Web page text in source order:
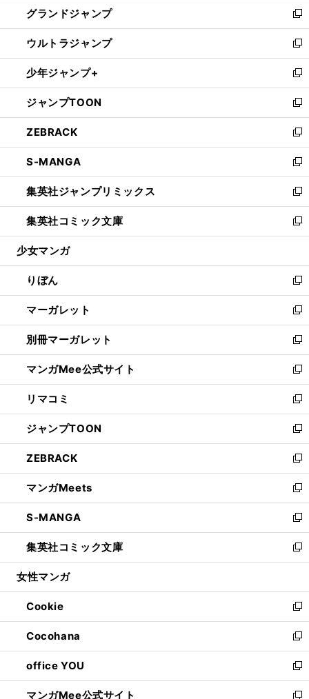
で
開
く
ド
ウ
で
開
く
ィ
ン
ド
ウ
で
開
く
い
ウ
ィ
ン
ド
ウ
で
開
く
グランドジャンプ
新
し
い
ウ
ィ
ン
ド
ウ
で
開
く
ウルトラジャンプ
新
し
い
ウ
ィ
ン
ド
ウ
で
開
く
少年ジャンプ+
新
し
い
ウ
ィ
ン
ド
ウ
で
開
く
ジャンプTOON
新
し
い
ウ
ィ
ン
ド
ウ
で
開
ZEBRACK
新
し
い
ウ
ィ
ン
ド
ウ
開
く
S-MANGA
新
し
い
ウ
ィ
ン
ウ
で
開
く
集英社ジャンプリミックス
新
し
い
ウ
ン
ド
ウ
で
開
く
集英社コミック文庫
新
し
ウ
ィ
ン
ド
ウ
で
開
く
少女マンガ
りぼん
新
し
い
ウ
ィ
ン
ド
ウ
で
開
く
マーガレット
新
し
い
ウ
ィ
ン
ド
ウ
で
開
く
別冊マーガレット
新
し
い
ウ
ィ
ン
ド
ウ
で
開
く
マンガMee公式サイト
新
し
い
ウ
ィ
ン
ド
ウ
で
開
く
リマコミ
新
し
い
ウ
ィ
ン
ド
ウ
で
開
く
ジャンプTOON
新
し
い
ウ
ィ
ン
ド
ウ
で
開
ZEBRACK
新
し
い
ウ
ィ
ン
ド
ウ
開
く
マンガMeets
新
し
い
ウ
ィ
ン
ウ
で
開
く
S-MANGA
新
し
い
ウ
ン
ド
ウ
で
開
く
集英社コミック文庫
新
し
ウ
ィ
ン
ド
ウ
で
開
く
女性マンガ
Cookie
新
し
い
ウ
ィ
ン
ド
Cocohana
新
し
い
ウ
office YOU
新
し
マンガMee公式サイト